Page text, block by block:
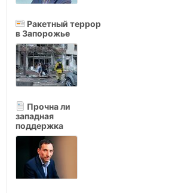
Ракетный террор
в Запорожье
Прочна ли
западная
поддержка